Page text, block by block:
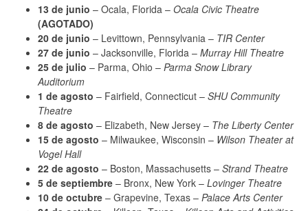
13 de junio – Ocala, Florida – Ocala Civic Theatre
(AGOTADO)
20 de junio – Levittown, Pennsylvania – TIR Center
27 de junio – Jacksonville, Florida – Murray Hill Theatre
25 de julio – Parma, Ohio – Parma Snow Library
Auditorium
1 de agosto – Fairfield, Connecticut – SHU Community
Theatre
8 de agosto – Elizabeth, New Jersey – The Liberty Center
15 de agosto – Milwaukee, Wisconsin – Wilson Theater at
Vogel Hall
22 de agosto – Boston, Massachusetts – Strand Theatre
5 de septiembre – Bronx, New York – Lovinger Theatre
10 de octubre – Grapevine, Texas – Palace Arts Center